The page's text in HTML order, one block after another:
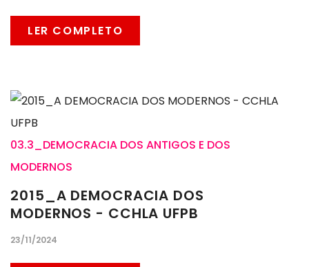
LER COMPLETO
03.3_DEMOCRACIA DOS ANTIGOS E DOS
MODERNOS
2015_A DEMOCRACIA DOS
MODERNOS - CCHLA UFPB
23/11/2024